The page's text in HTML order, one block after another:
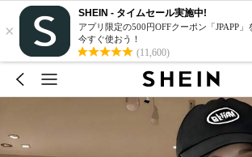
×
SHEIN - タイムセール実施中!
アプリ限定の500円OFFクーポン「JPAPP」
今すぐ使おう！
(11,600)